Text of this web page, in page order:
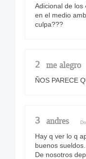
Adicional de los
en el medio
culpa???
2 me alegro
ÑOS PARECE
3 andres
Hay q ver lo q
buenos
De nosotros